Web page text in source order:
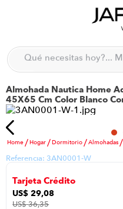
Hola... qué necesitas hoy?
Qué necesitas hoy?...
Almohada Nautica Home
45X65 Cm Color Blanco
Hogar Dormitorio Almohadas
Referencia: 3AN0001-W
Tarjeta Crédito
US$ 29,08
US$36,35
TÉRMINOS MÁS
1. moto
lavadora
5 . england sound